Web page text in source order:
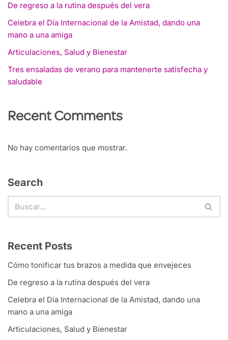
De regreso a la rutina después del vera
Celebra el Día Internacional de la Amistad, dando una
mano a una amiga
Articulaciones, Salud y Bienestar
Tres ensaladas de verano para mantenerte satisfecha y
saludable
Recent Comments
No hay comentarios que mostrar.
Search
Recent Posts
Cómo tonificar tus brazos a medida que envejeces
De regreso a la rutina después del vera
Celebra el Día Internacional de la Amistad, dando una
mano a una amiga
Articulaciones, Salud y Bienestar